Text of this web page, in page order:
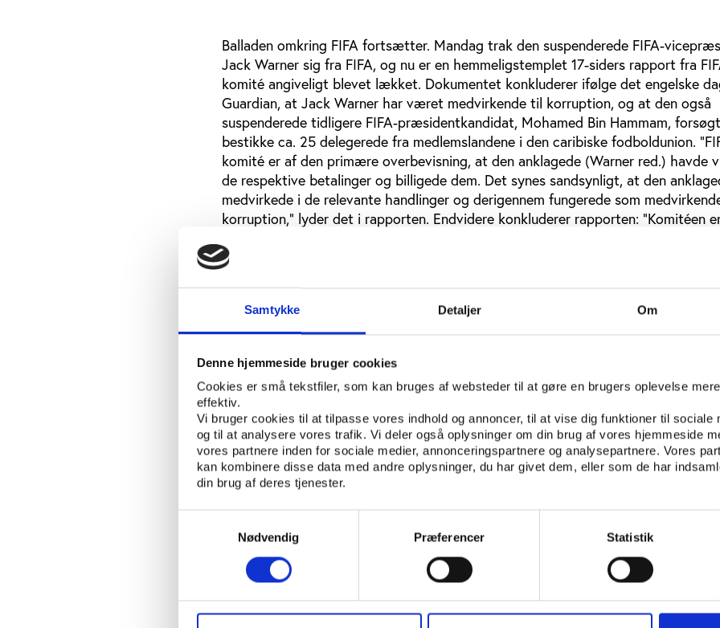
Samtykke Detaljer Om
Denne hjemmeside bruger cookies
Cookies er små tekstfiler, som kan bruges af websteder til at gøre en brugers oplevelse mere
effektiv.
Vi bruger cookies til at tilpasse vores indhold og annoncer, til at vise dig funktioner til sociale
og til at analysere vores trafik. Vi deler også oplysninger om din brug af vores hjemmeside
vores partnere inden for sociale medier, annonceringspartnere og analysepartnere. Vores
kan kombinere disse data med andre oplysninger, du har givet dem, eller som de har
din brug af deres tjenester.
Nødvendig
Præferencer Statistik
Balladen omkring FIFA fortsætter. Mandag trak den suspenderede FIFA-
Jack Warner sig fra FIFA, og nu er en hemmeligstemplet 17-siders rapport fra
komité angiveligt blevet lækket. Dokumentet konkluderer ifølge det engelske
Guardian, at Jack Warner har været medvirkende til korruption, og at den også
suspenderede tidligere FIFA-præsidentkandidat, Mohamed Bin Hammam,
bestikke ca. 25 delegerede fra medlemslandene i den caribiske fodboldunion.
komité er af den primære overbevisning, at den anklagede (Warner red.) havde
de respektive betalinger og billigede dem. Det synes sandsynligt, at den
medvirkede i de relevante handlinger og derigennem fungerede som
korruption,” lyder det i rapporten. Endvidere konkluderer rapporten: ”Komitéen
associeret med FIFA’s valg til præsidentposten den 1. juni 2011. Derfor fremstår
Bin Hammam har tidligere forklaret, at årsagen til, at han ikke kunne deltage ved
møde i det nord- og mellemamerikanske fodboldforbund, CONCACAF, i Miami,
arrangere det særlige møde med de caribiske delegerede, skyldtes problemer
skaffe visum.
Det betegner rapporten som ’utroværdigt’. I stedet virker det mere sandsynligt,
været en bevidst handling fra Bin Hammam i samarbejde med Warner om at
Warner kendte dokumentet
Ifølge The Guardian havde Jack Warner allerede i sidste uge lejlighed til at se